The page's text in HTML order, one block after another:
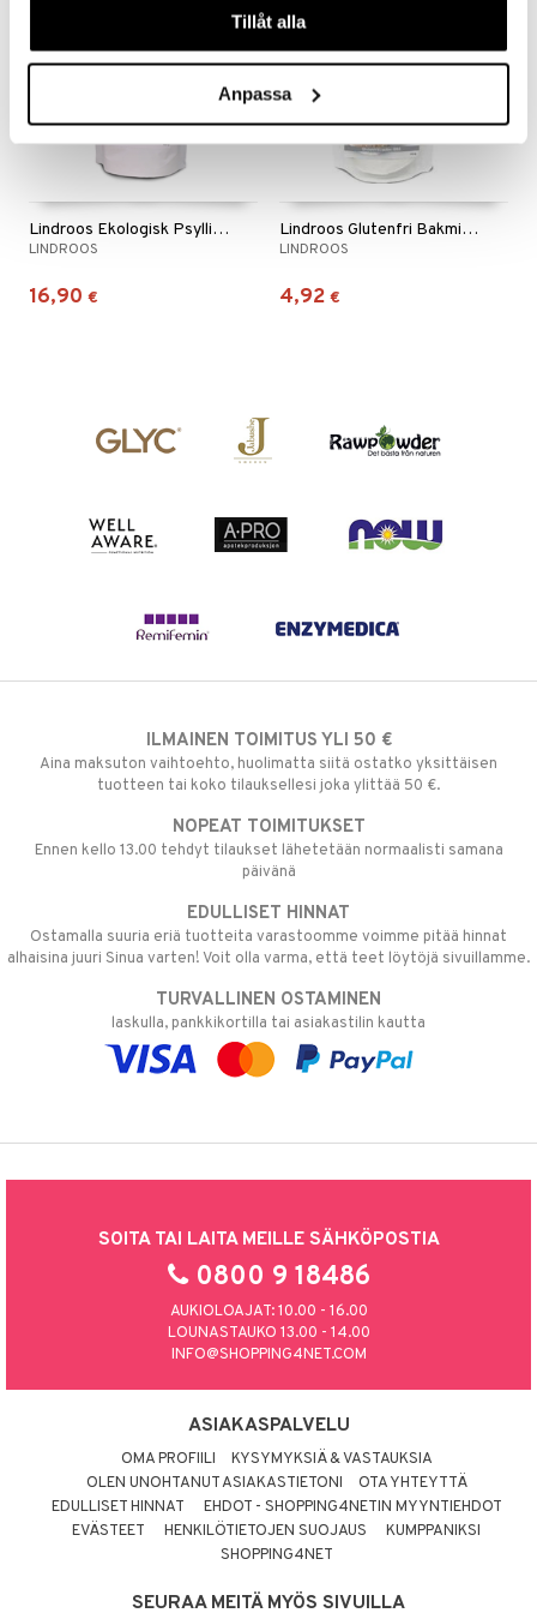
Tillåt alla
Anpassa
Lindroos Ekologisk Psyllium Hela Skal
LINDROOS
16,90 €
Lindroos Glutenfri Bakmix Hamburgerbröd
LINDROOS
4,92 €
ILMAINEN TOIMITUS YLI 50 €
Aina maksuton vaihtoehto, huolimatta siitä ostatko yksittäisen
tuotteen tai koko tilauksellesi joka ylittää 50 €.
NOPEAT TOIMITUKSET
Ennen kello 13.00 tehdyt tilaukset lähetetään normaalisti samana
päivänä
EDULLISET HINNAT
Ostamalla suuria eriä tuotteita varastoomme voimme pitää hinnat
alhaisina juuri Sinua varten! Voit olla varma, että teet löytöjä sivuillamme.
TURVALLINEN OSTAMINEN
laskulla, pankkikortilla tai asiakastilin kautta
SOITA TAI LAITA MEILLE SÄHKÖPOSTIA
0800 9 18486
AUKIOLOAJAT: 10.00 - 16.00
LOUNASTAUKO 13.00 - 14.00
INFO@SHOPPING4NET.COM
ASIAKASPALVELU
OMA PROFIILI
KYSYMYKSIÄ & VASTAUKSIA
OLEN UNOHTANUT ASIAKASTIETONI
OTA YHTEYTTÄ
EDULLISET HINNAT
EHDOT - SHOPPING4NETIN MYYNTIEHDOT
EVÄSTEET
HENKILÖTIETOJEN SUOJAUS
KUMPPANIKSI
SHOPPING4NET
SEURAA MEITÄ MYÖS SIVUILLA